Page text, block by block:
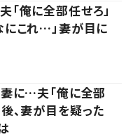
俺に全部任せろ」
にこれ…」妻が目に
妻に…夫「俺に全部
、妻が目を疑った